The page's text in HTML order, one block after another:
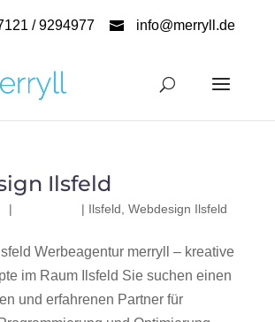
/ 9294977 info@merryll.de
Ilsfeld
| | Ilsfeld Webdesign Ilsfeld
Werbeagentur merryll – kreative
im Raum Ilsfeld Sie suchen einen
und erfahrenen Partner für